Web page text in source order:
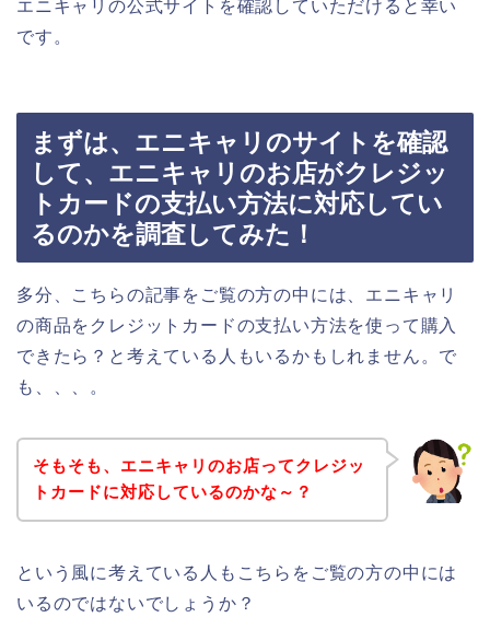
エニキャリの公式サイトを確認していただけると幸い
です。
まずは、エニキャリのサイトを確認
して、エニキャリのお店がクレジッ
トカードの支払い方法に対応してい
るのかを調査してみた！
多分、こちらの記事をご覧の方の中には、エニキャリ
の商品をクレジットカードの支払い方法を使って購入
できたら？と考えている人もいるかもしれません。で
も、、、。
そもそも、エニキャリのお店ってクレジッ
トカードに対応しているのかな～？
という風に考えている人もこちらをご覧の方の中には
いるのではないでしょうか？